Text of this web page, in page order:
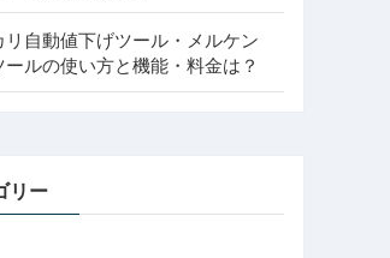
リ自動値下げツール・メルケン
ールの使い方と機能・料金は？
リー